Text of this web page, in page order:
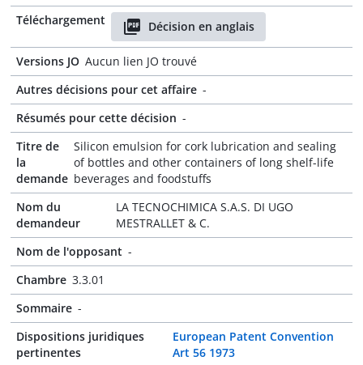
Téléchargement
Décision en anglais
Versions JO Aucun lien JO trouvé
Autres décisions pour cet affaire -
Résumés pour cette décision -
Titre de
la
demande
Silicon emulsion for cork lubrication and sealing
of bottles and other containers of long shelf-life
beverages and foodstuffs
Nom du
demandeur
LA TECNOCHIMICA S.A.S. DI UGO
MESTRALLET & C.
Nom de l'opposant -
Chambre 3.3.01
Sommaire -
Dispositions juridiques
pertinentes
European Patent Convention
Art 56 1973